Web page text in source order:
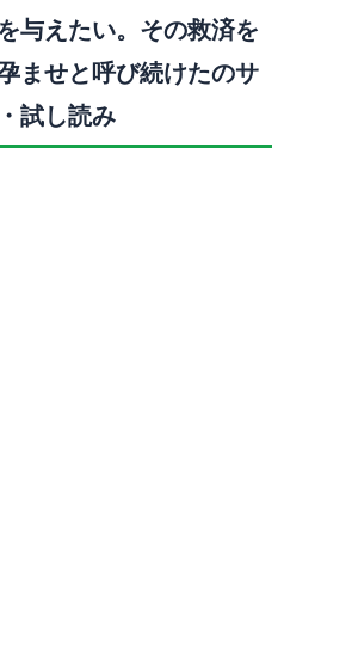
与えたい。その救済を
ませと呼び続けたのサ
試し読み